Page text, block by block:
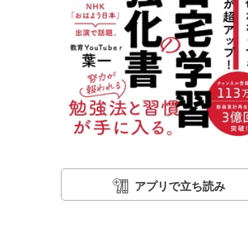
アプリで立ち読み